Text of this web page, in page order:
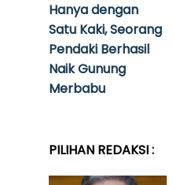
Hanya dengan
Satu Kaki, Seorang
Pendaki Berhasil
Naik Gunung
Merbabu
PILIHAN REDAKSI :